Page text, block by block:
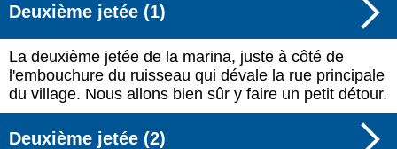
Deuxième jetée (1)
La deuxième jetée de la marina, juste à côté de
l'embouchure du ruisseau qui dévale la rue principale
du village. Nous allons bien sûr y faire un petit détour.
Deuxième jetée (2)